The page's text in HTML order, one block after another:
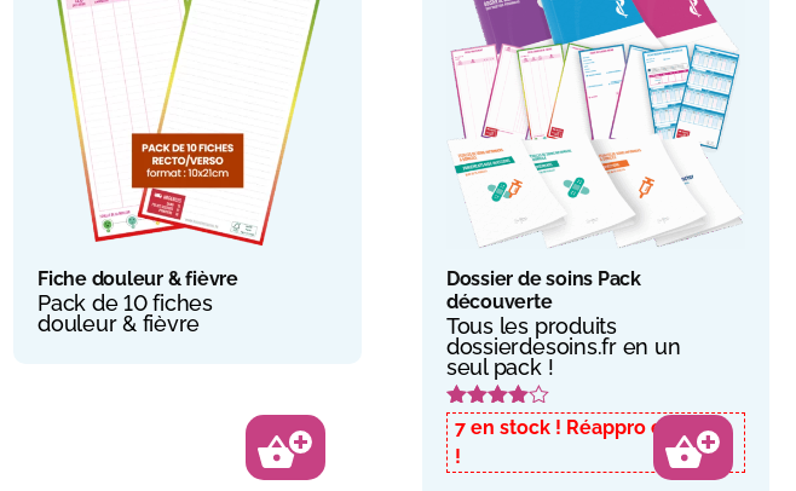
Fiche douleur & fièvre
Pack de 10 fiches
douleur & fièvre
Dossier de soins Pack
découverte
Tous les produits
dossierdesoins.fr en un
seul pack !
Note4.50
sur 5
7 en stock